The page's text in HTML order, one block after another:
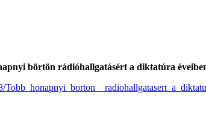
börtön rádióhallgatásért a diktatúra